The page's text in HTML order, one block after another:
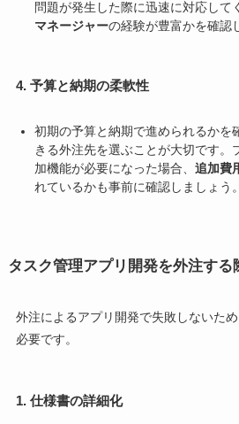
問題が発生した際に迅速に対応して
マネージャーの経験が豊富かを確認
4. 予算と納期の柔軟性
初期の予算と納期で進められるかを
きる外注先を選ぶことが大切です。
加機能が必要になった場合、 追加費
れているかも事前に確認しましょう。
タスク管理アプリ開発を外注する
外注によるアプリ開発で失敗しないた
必要です。
1. 仕様書の詳細化